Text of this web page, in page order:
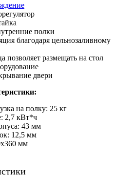
полки
благодаря цельнозаливному
позволяет размещать на стол
двери
на полку: 25 кг
2,7 кВт*ч
43 мм
12,5 мм
мм